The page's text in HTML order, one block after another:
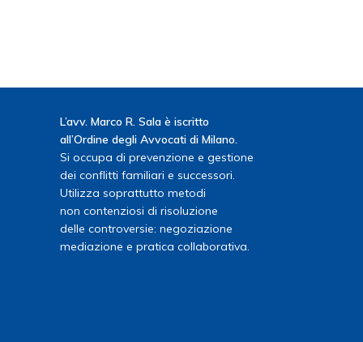
L’avv. Marco R. Sala è iscritto
all’Ordine degli Avvocati di Milano.
Si occupa di prevenzione e gestione
dei conflitti familiari e successori.
Utilizza soprattutto metodi
non contenziosi di risoluzione
delle controversie: negoziazione
mediazione e pratica collaborativa.